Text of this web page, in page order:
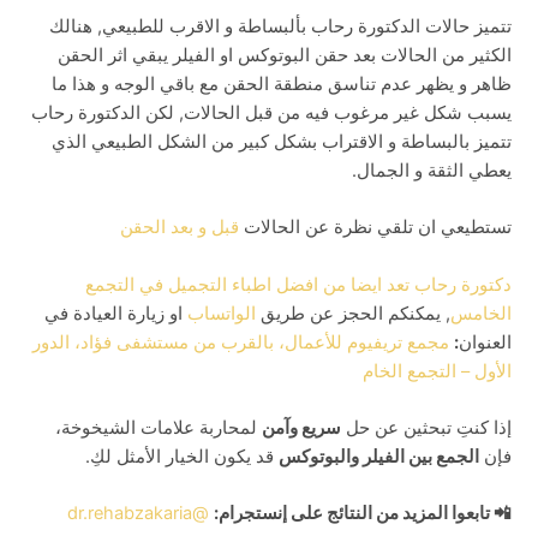
تتميز حالات الدكتورة رحاب بألبساطة و الاقرب للطبيعي, هنالك
الكثير من الحالات بعد حقن البوتوكس او الفيلر يبقي اثر الحقن
ظاهر و يظهر عدم تناسق منطقة الحقن مع باقي الوجه و هذا ما
يسبب شكل غير مرغوب فيه من قبل الحالات, لكن الدكتورة رحاب
تتميز بالبساطة و الاقتراب بشكل كبير من الشكل الطبيعي الذي
يعطي الثقة و الجمال.
تستطيعي ان تلقي نظرة عن الحالات قبل و بعد الحقن
دكتورة رحاب تعد ايضا من افضل اطباء التجميل في التجمع
الخامس, يمكنكم الحجز عن طريق الواتساب او زيارة العيادة في
العنوان: مجمع تريفيوم للأعمال، بالقرب من مستشفى فؤاد، الدور
الأول – التجمع الخام
إذا كنتِ تبحثين عن حل سريع وآمن لمحاربة علامات الشيخوخة،
فإن الجمع بين الفيلر والبوتوكس قد يكون الخيار الأمثل لكِ.
📲 تابعوا المزيد من النتائج على إنستجرام: @dr.rehabzakaria